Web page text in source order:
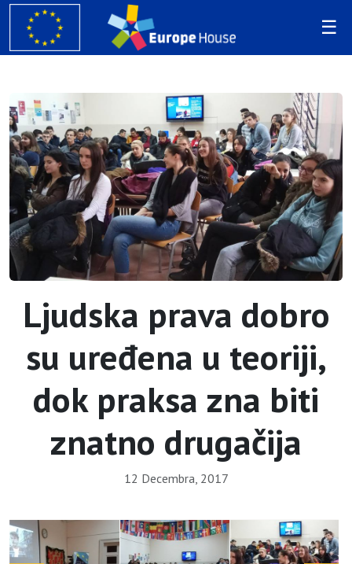
Ljudska prava dobro
su uređena u teoriji,
dok praksa zna biti
znatno drugačija
12 Decembra, 2017